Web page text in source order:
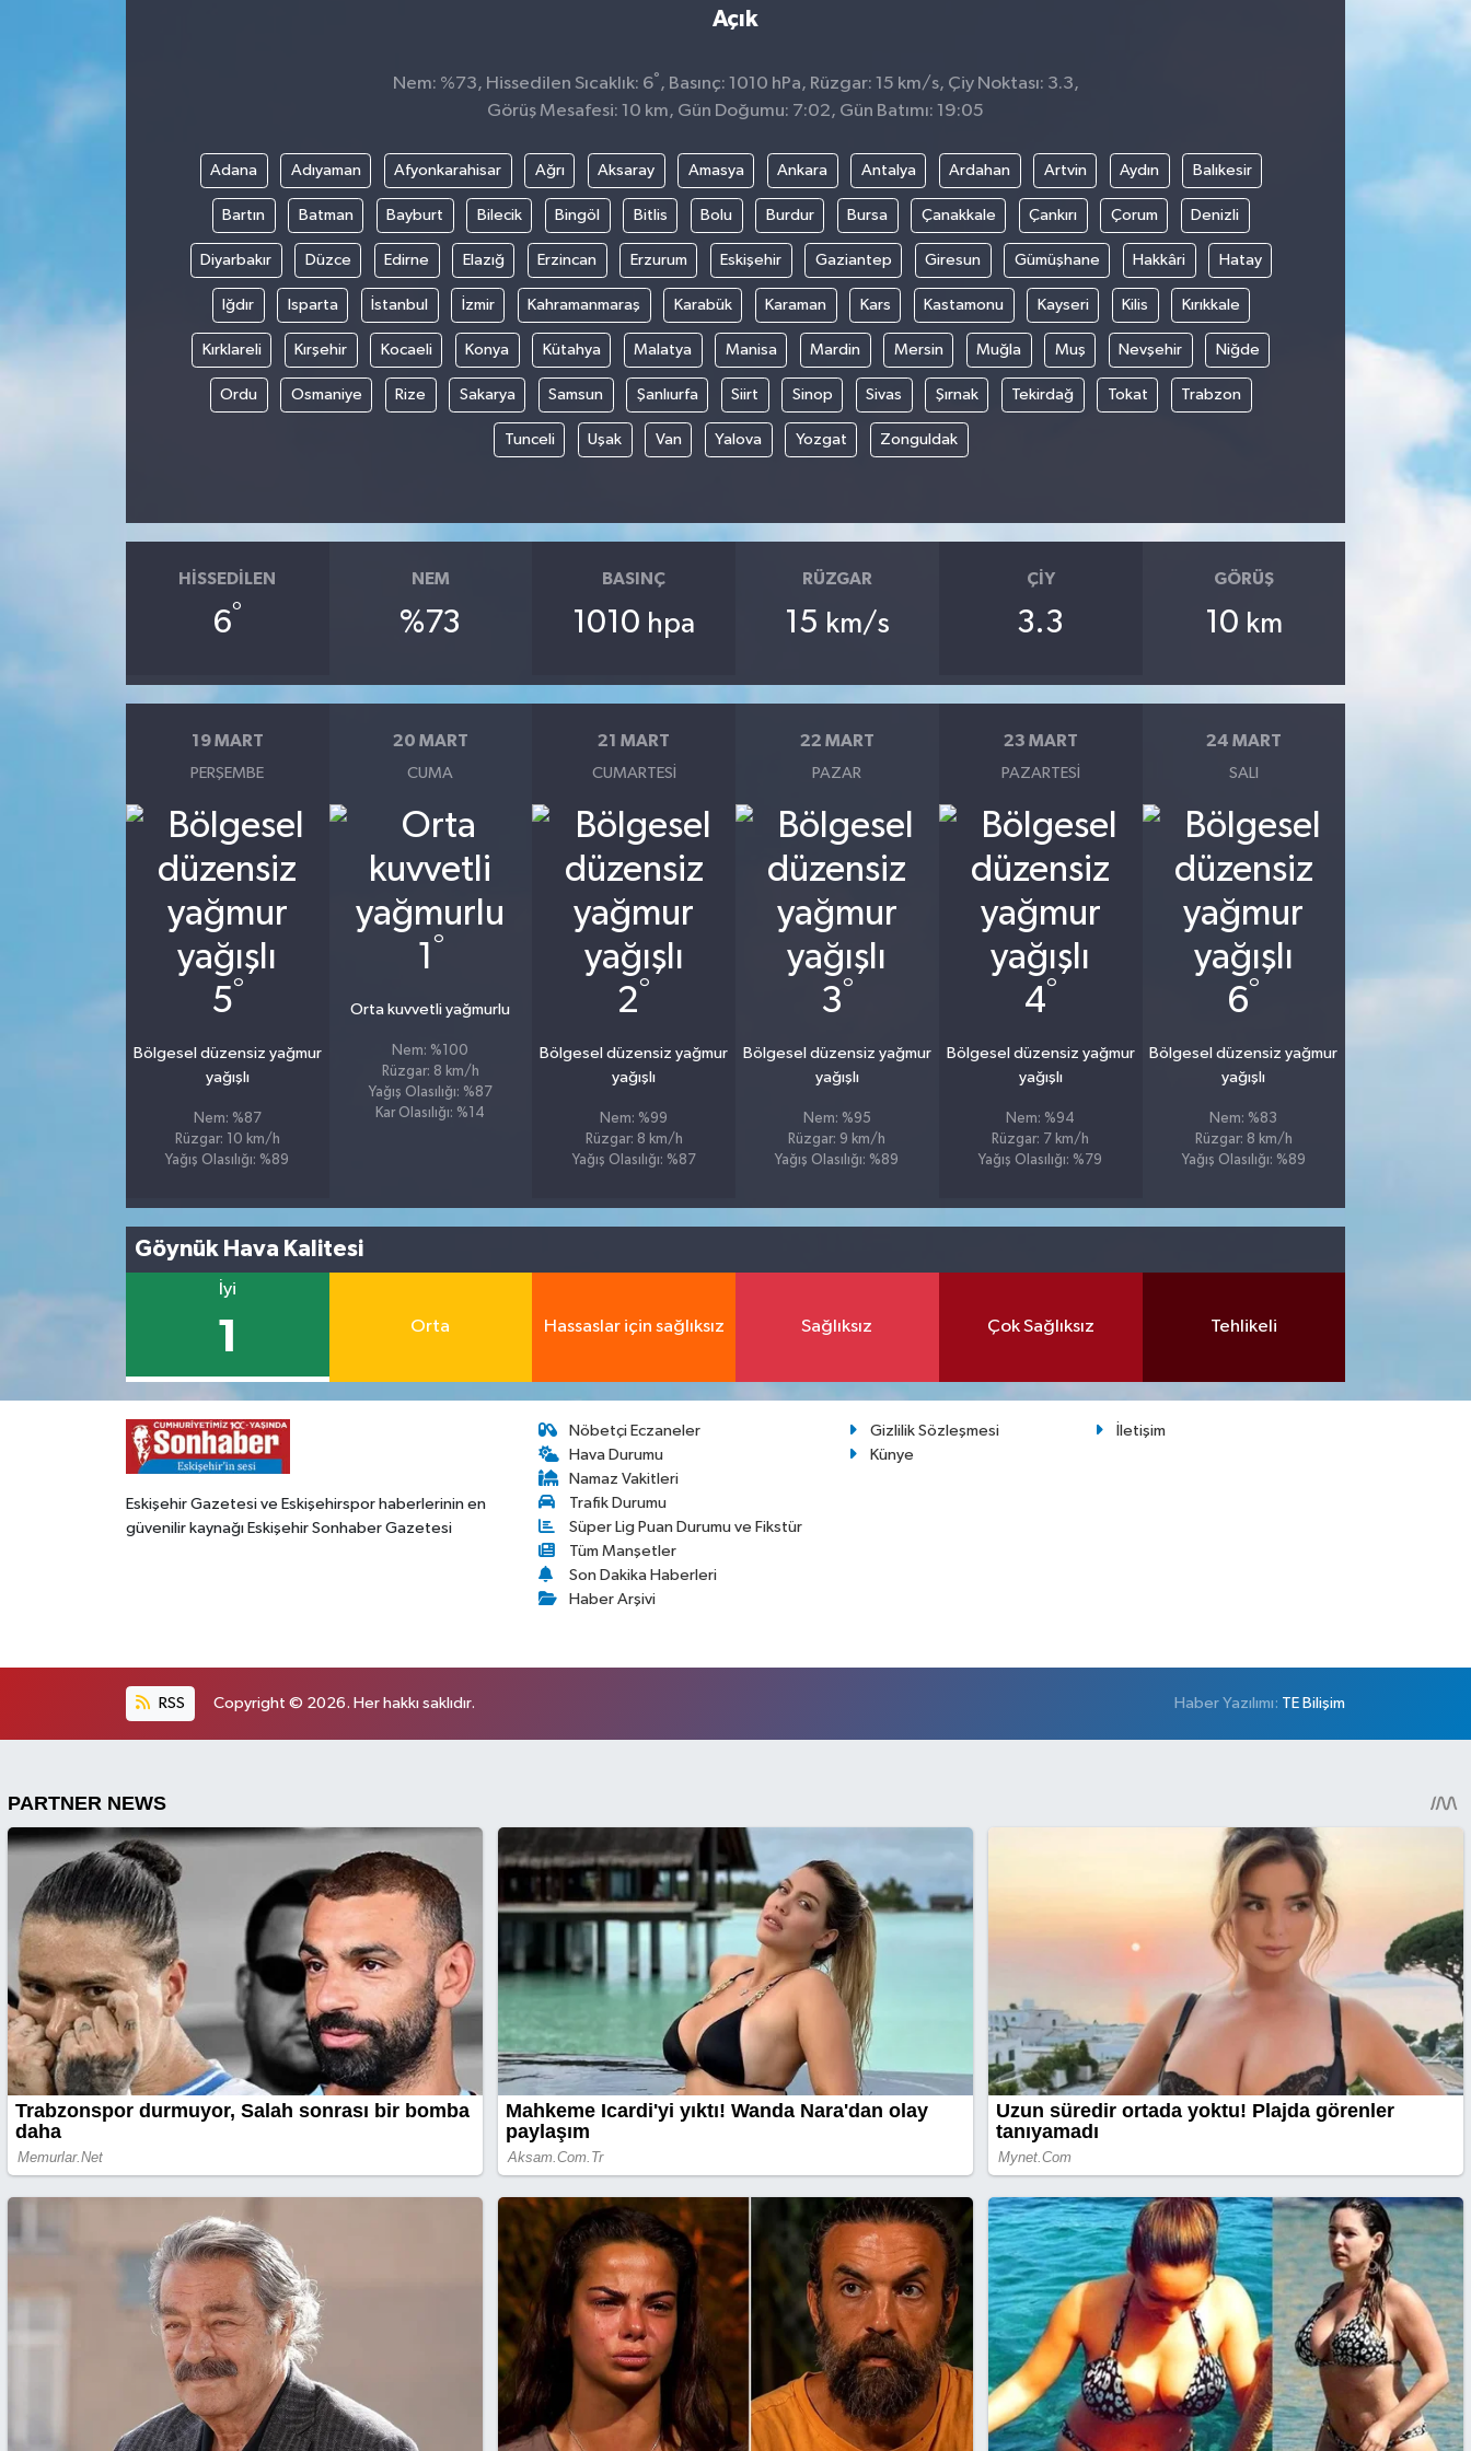
Açık
Nem: %73, Hissedilen Sıcaklık: 6° , Basınç: 1010 hPa, Rüzgar: 15 km/s, Çiy Noktası: 3.3,
Görüş Mesafesi: 10 km, Gün Doğumu: 7:02, Gün Batımı: 19:05
Adana Adıyaman Afyonkarahisar Ağrı Aksaray Amasya Ankara Antalya Ardahan Artvin Aydın Balıkesir
Bartın Batman Bayburt Bilecik Bingöl Bitlis Bolu Burdur Bursa Çanakkale Çankırı Çorum Denizli
Diyarbakır Düzce Edirne Elazığ Erzincan Erzurum Eskişehir Gaziantep Giresun Gümüşhane Hakkâri Hatay
Iğdır Isparta İstanbul İzmir Kahramanmaraş Karabük Karaman Kars Kastamonu Kayseri Kilis Kırıkkale
Kırklareli Kırşehir Kocaeli Konya Kütahya Malatya Manisa Mardin Mersin Muğla Muş Nevşehir Niğde
Ordu Osmaniye Rize Sakarya Samsun Şanlıurfa Siirt Sinop Sivas Şırnak Tekirdağ Tokat Trabzon
Tunceli Uşak Van Yalova Yozgat Zonguldak
HISSEDILEN
6°
NEM
%73
BASINÇ
1010 hpa
RÜZGAR
15 km/s
ÇIY
3.3
GÖRÜŞ
10 km
19 MART
PERŞEMBE
5°
Bölgesel düzensiz yağmur
yağışlı
Nem: %87
Rüzgar: 10 km/h
Yağış Olasılığı: %89
20 MART
CUMA
1 °
Orta kuvvetli yağmurlu
Nem: %100
Rüzgar: 8 km/h
Yağış Olasılığı: %87
Kar Olasılığı: %14
21 MART
CUMARTESI
2°
Bölgesel düzensiz yağmur
yağışlı
Nem: %99
Rüzgar: 8 km/h
Yağış Olasılığı: %87
22 MART
PAZAR
3°
Bölgesel düzensiz yağmur
yağışlı
Nem: %95
Rüzgar: 9 km/h
Yağış Olasılığı: %89
23 MART
PAZARTESI
4°
Bölgesel düzensiz yağmur
yağışlı
Nem: %94
Rüzgar: 7 km/h
Yağış Olasılığı: %79
24 MART
SALI
6°
Bölgesel düzensiz yağmur
yağışlı
Nem: %83
Rüzgar: 8 km/h
Yağış Olasılığı: %89
Göynük Hava Kalitesi
İyi
1 Orta Hassaslar için sağlıksız Sağlıksız Çok Sağlıksız Tehlikeli
Eskişehir Gazetesi ve Eskişehirspor haberlerinin en
güvenilir kaynağı Eskişehir Sonhaber Gazetesi
Nöbetçi Eczaneler
Hava Durumu
Namaz Vakitleri
Trafik Durumu
Süper Lig Puan Durumu ve Fikstür
Tüm Manşetler
Son Dakika Haberleri
Haber Arşivi
Gizlilik Sözleşmesi
İletişim
Künye
RSS Copyright © 2026. Her hakkı saklıdır. Haber Yazılımı: TE Bilişim